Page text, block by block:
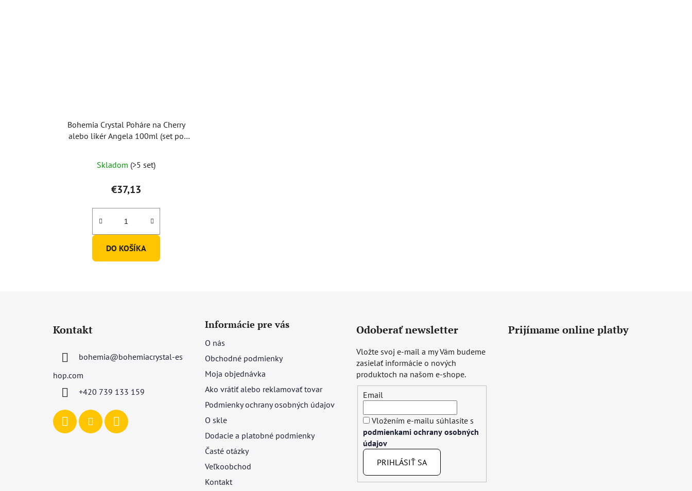
Bohemia Crystal Poháre na Cherry
alebo likér Angela 100ml (set po
Skladom (>5 set)
€37,13
DO KOŠÍKA
Kontakt
bohemia@bohemiacrystal-es
hop.com
+420 739 133 159
Informácie pre vás
O nás
Obchodné podmienky
Moja objednávka
Ako vrátiť alebo reklamovať tovar
Podmienky ochrany osobných údajov
O skle
Dodacie a platobné podmienky
Časté otázky
Veľkoobchod
Kontakt
Odoberať newsletter
Vložte svoj e-mail a my Vám budeme
zasielať informácie o nových
produktoch na našom e-shope.
Email
Vložením e-mailu súhlasíte s
podmienkami ochrany osobných
údajov
PRIHLÁSIŤ SA
Prijímame online platby